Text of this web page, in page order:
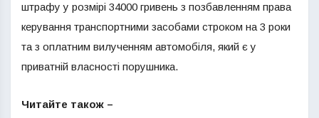
штрафу у розмірі 34000 гривень з позбавленням права
керування транспортними засобами строком на 3 роки
та з оплатним вилученням автомобіля, який є у
приватній власності порушника.
Читайте також –